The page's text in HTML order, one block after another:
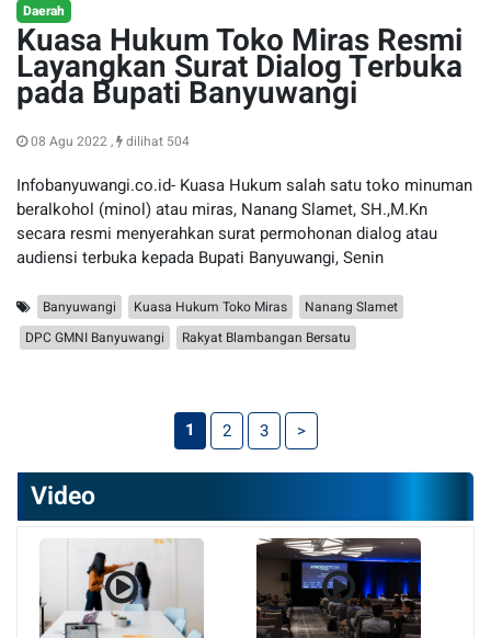
Daerah
Kuasa Hukum Toko Miras Resmi
Layangkan Surat Dialog Terbuka
pada Bupati Banyuwangi
08 Agu 2022 , dilihat 504
Infobanyuwangi.co.id- Kuasa Hukum salah satu toko minuman
beralkohol (minol) atau miras, Nanang Slamet, SH.,M.Kn
secara resmi menyerahkan surat permohonan dialog atau
audiensi terbuka kepada Bupati Banyuwangi, Senin
Banyuwangi Kuasa Hukum Toko Miras
Nanang Slamet
DPC GMNI Banyuwangi
Rakyat Blambangan Bersatu
1 2 3 >
Video